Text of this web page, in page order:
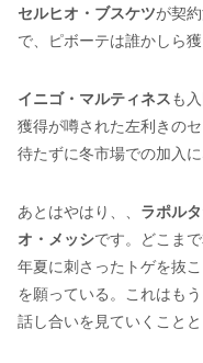
セルヒオ・ブスケツが契
で、ピボーテは誰かしら
イニゴ・マルティネスも
獲得が噂された左利きの
待たずに冬市場での加入
あとはやはり、、 ラポルタ
オ・メッシです。どこま
年夏に刺さったトゲを抜
を願っている。これはも
話し合いを見ていくことと